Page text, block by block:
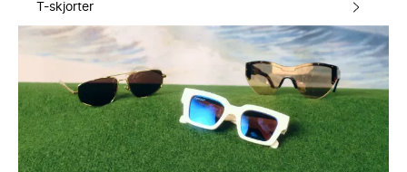
T-skjorter